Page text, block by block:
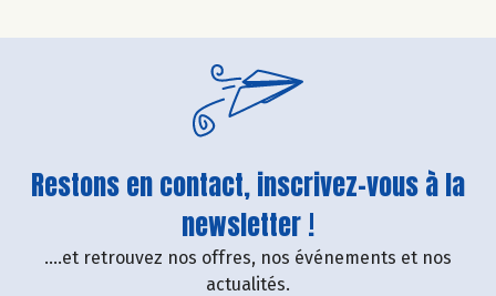
Restons en contact, inscrivez-vous à la
newsletter !
....et retrouvez nos offres, nos événements et nos
actualités.